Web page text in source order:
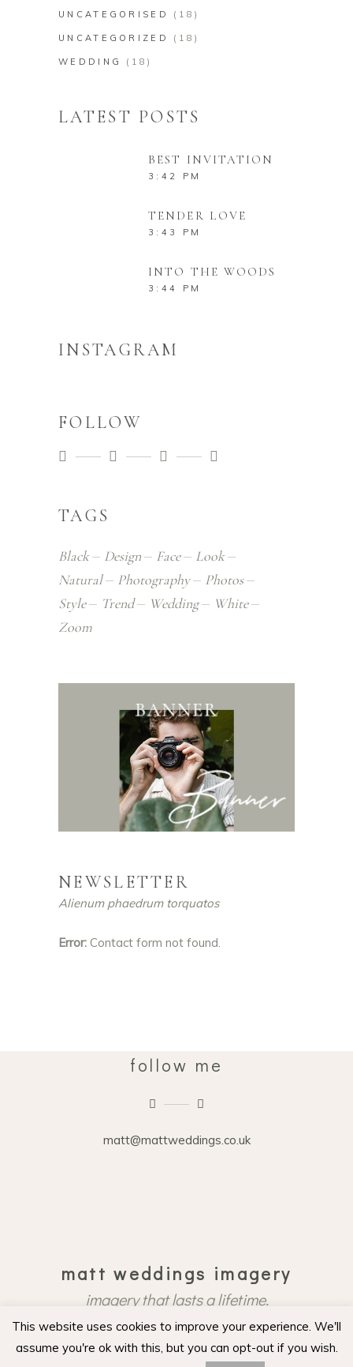
UNCATEGORISED (18)
UNCATEGORIZED (18)
WEDDING (18)
LATEST POSTS
BEST INVITATION
3:42 PM
TENDER LOVE
3:43 PM
INTO THE WOODS
3:44 PM
INSTAGRAM
FOLLOW
TAGS
Black Design Face
Look
Natural
Photography
Photos
Style
Trend Wedding
White
Zoom
NEWSLETTER
Alienum phaedrum torquatos
Error: Contact form not found.
follow me
matt@mattweddings.co.uk
matt weddings imagery
imagery that lasts a lifetime.
CONTACT ME
This website uses cookies to improve your experience. We'll
assume you're ok with this, but you can opt-out if you wish.